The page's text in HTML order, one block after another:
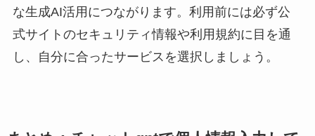
な生成AI活用につながります。利用前には必ず公
式サイトのセキュリティ情報や利用規約に目を通
し、自分に合ったサービスを選択しましょう。